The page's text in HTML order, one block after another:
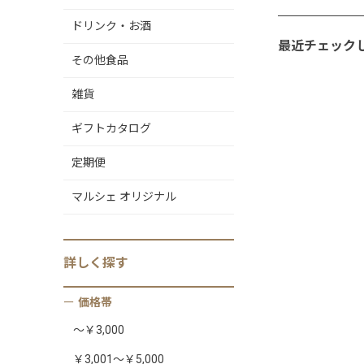
ドリンク・お酒
その他食品
雑貨
ギフトカタログ
定期便
マルシェ オリジナル
詳しく 探す
価格帯
～￥3,000
￥3,001～￥5,000
最近チェック